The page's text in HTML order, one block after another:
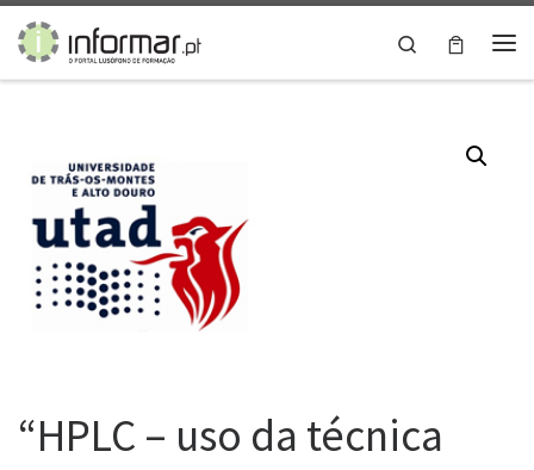
Skip to content
Search
“HPLC – uso da técnica